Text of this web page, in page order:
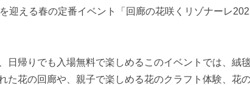
迎える春の定番イベント「回廊の花咲くリゾナーレ
日帰りでも入場無料で楽しめるこのイベントでは、絨
た花の回廊や、親子で楽しめる花のクラフト体験、花